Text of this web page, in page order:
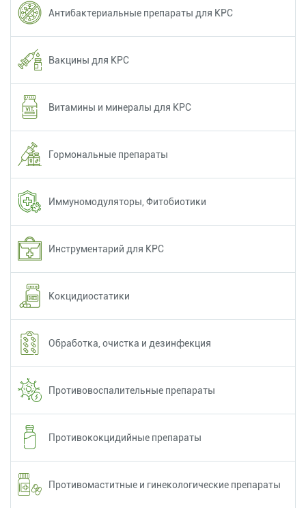
Антибактериальные препараты для КРС
Вакцины для КРС
Витамины и минералы для КРС
Гормональные препараты
Иммуномодуляторы, Фитобиотики
Инструментарий для КРС
Кокцидиостатики
Обработка, очистка и дезинфекция
Противовоспалительные препараты
Противококцидийные препараты
Противомаститные и гинекологические препараты